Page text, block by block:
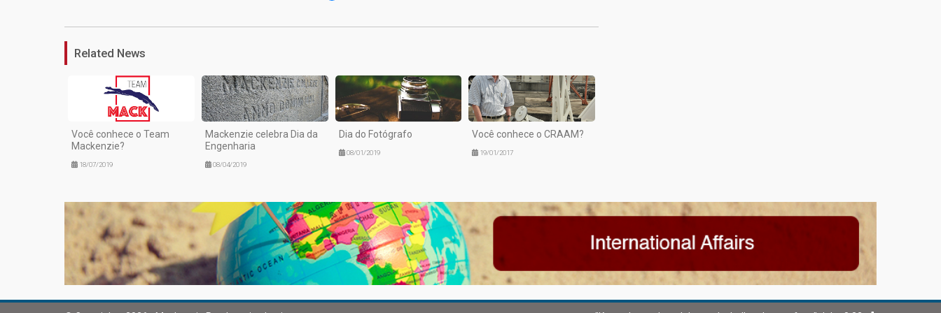
Related News
Você conhece o Team
Mackenzie?
18/07/2019
Mackenzie celebra Dia da
Engenharia
08/04/2019
Dia do Fotógrafo
08/01/2019
Você conhece o CRAAM?
19/01/2017